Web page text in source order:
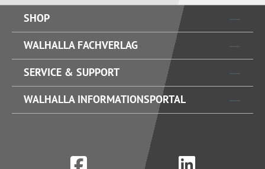
SHOP
WALHALLA FACHVERLAG
SERVICE & SUPPORT
WALHALLA INFORMATIONSPORTAL